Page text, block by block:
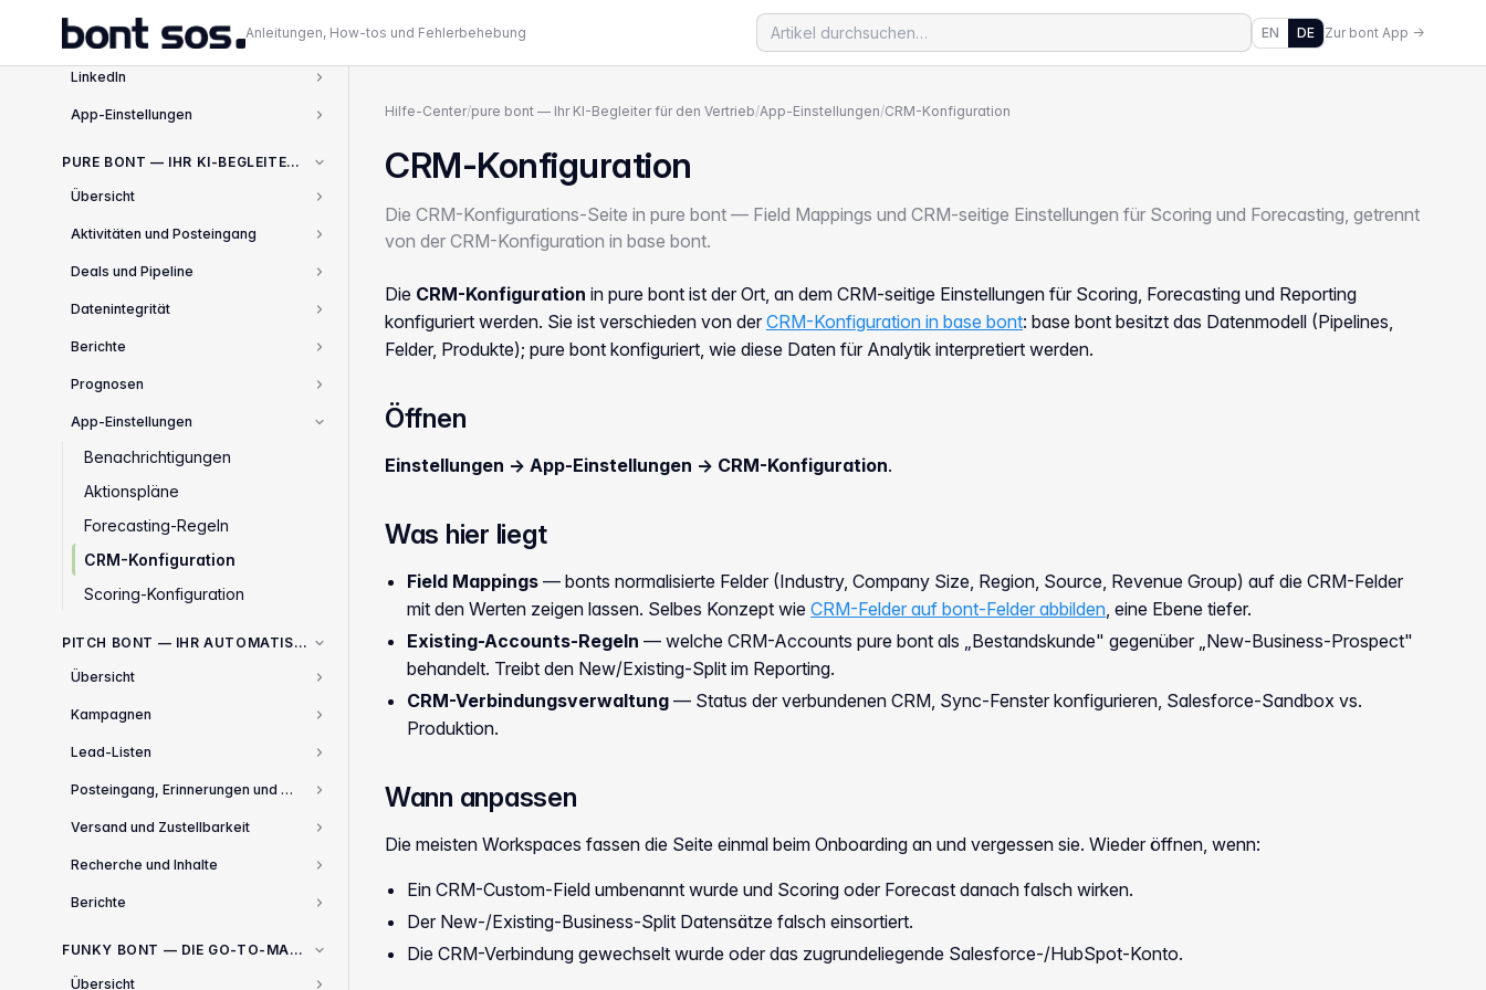
Anleitungen, How-tos und Fehlerbehebung EN DE Zur bont App →
Dateien und Dokumente
LinkedIn
1
App-Einstellungen
10
PURE BONT — IHR KI-BEGLEITER FÜR DEN VERTRIEB
Übersicht
2
Aktivitäten und Posteingang
1
Deals und Pipeline
1
Datenintegrität
2
Berichte
3
Prognosen
2
App-Einstellungen
Benachrichtigungen
Aktionspläne
Forecasting-Regeln
CRM-Konfiguration
Scoring-Konfiguration
PITCH BONT — IHR AUTOMATISIERTER COLD-OUTREACH-MOTOR
Übersicht
1
Kampagnen
5
Lead-Listen
6
Posteingang, Erinnerungen und Aufgaben
3
Versand und Zustellbarkeit
4
Recherche und Inhalte
5
Berichte
1
FUNKY BONT — DIE GO-TO-MARKET-EXECUTION-ENGINE
Übersicht
Hilfe-Center/pure bont — Ihr KI-Begleiter für den Vertrieb/App-Einstellungen/CRM-Konfiguration
CRM-Konfiguration
Die CRM-Konfigurations-Seite in pure bont — Field Mappings und CRM-seitige Einstellungen für Scoring und Forecasting, getrennt
von der CRM-Konfiguration in base bont.
Die CRM-Konfiguration in pure bont ist der Ort, an dem CRM-seitige Einstellungen für Scoring, Forecasting und Reporting
konfiguriert werden. Sie ist verschieden von derCRM-Konfiguration in base bont: base bont besitzt das Datenmodell (Pipelines,
Felder, Produkte); pure bont konfiguriert, wie diese Daten für Analytik interpretiert werden.
Öffnen
Einstellungen → App-Einstellungen → CRM-Konfiguration.
Was hier liegt
Field Mappings — bonts normalisierte Felder (Industry, Company Size, Region, Source, Revenue Group) auf die CRM-Felder
mit den Werten zeigen lassen. Selbes Konzept wie CRM-Felder auf bont-Felder abbilden, eine Ebene tiefer.
Existing-Accounts-Regeln — welche CRM-Accounts pure bont als „Bestandskunde" gegenüber „New-Business-Prospect"
behandelt. Treibt den New/Existing-Split im Reporting.
CRM-Verbindungsverwaltung — Status der verbundenen CRM, Sync-Fenster konfigurieren, Salesforce-Sandbox vs.
Produktion.
Wann anpassen
Die meisten Workspaces fassen die Seite einmal beim Onboarding an und vergessen sie. Wieder öffnen, wenn:
Ein CRM-Custom-Field umbenannt wurde und Scoring oder Forecast danach falsch wirken.
Der New-/Existing-Business-Split Datensätze falsch einsortiert.
Die CRM-Verbindung gewechselt wurde oder das zugrundeliegende Salesforce-/HubSpot-Konto.